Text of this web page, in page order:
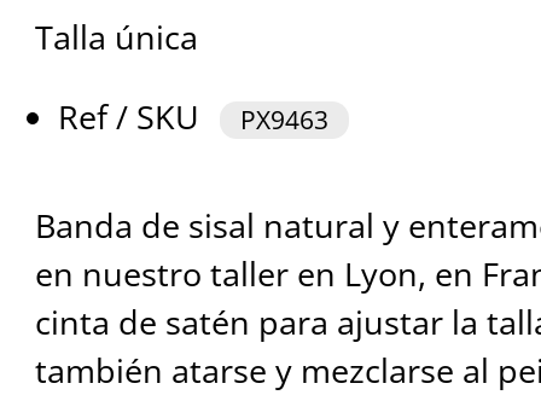
Talla única
Ref / SKU
PX9463
Banda de sisal natural y
en nuestro taller en Lyon, en
cinta de satén para ajustar la
también atarse y mezclarse al